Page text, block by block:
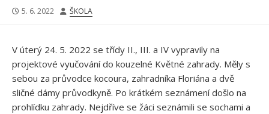
PUBLISHED
5. 6. 2022 AUTHOR
ŠKOLA
V úterý 24. 5. 2022 se třídy II., III. a IV vypravily na
projektové vyučování do kouzelné Květné zahrady. Měly s
sebou za průvodce kocoura, zahradníka Floriána a dvě
sličné dámy průvodkyně. Po krátkém seznámení došlo na
prohlídku zahrady. Nejdříve se žáci seznámili se sochami a